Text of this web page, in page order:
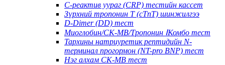
C-реактив уураг (CRP) тестийн кассет
Зүрхний тропонин T (cTnT) шинжилгээ
D-Dimer (DD) тест
Миоглобин/CK-MB/Тропонин ⅠКомбо тест
Тархины натриуретик рептидийн N-
терминал прогормон (NT-pro BNP) тест
Нэг алхам CK-MB тест